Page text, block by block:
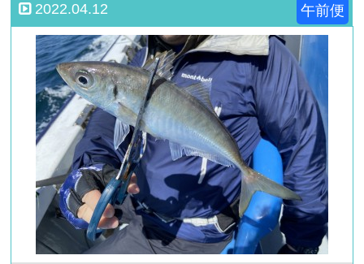
2022.04.12 午前便